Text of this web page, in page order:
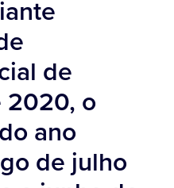
de
o
ano
de julho